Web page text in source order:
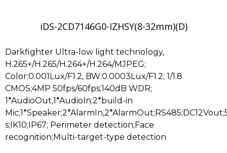
iDS-2CD7146G0-IZHSY(8-32mm)(D)
Darkfighter Ultra-low light technology,
H.265+/H.265/H.264+/H.264/MJPEG;
Color:0.001Lux/F1.2, BW:0.0003Lux/F1.2; 1/1.8
CMOS;4MP 50fps/60fps;140dB WDR;
1*AudioOut,1*AudioIn;2*build-in
s;IK10;IP67; Perimeter detection;Face
recognition;Multi-target-type detection